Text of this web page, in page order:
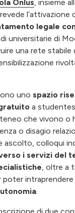
Onlus, insieme
l’attivazione
legale
universitarie di
una rete stabile
uno spazio
a
che vivono o
o disagio
ascolto, colloqui
i servizi del
, oltre a
poter intraprendere
.